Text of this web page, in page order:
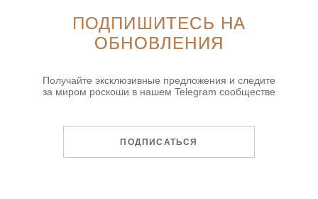
ПОДПИШИТЕСЬ НА
ОБНОВЛЕНИЯ
Получайте эксклюзивные предложения и следите
за миром роскоши в нашем Telegram сообществе
ПОДПИСАТЬСЯ